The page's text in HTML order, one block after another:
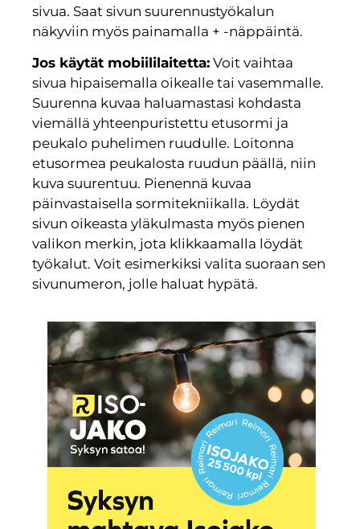
sivua. Saat sivun suurennustyökalun
näkyviin myös painamalla + -näppäintä.
Jos käytät mobiililaitetta: Voit vaihtaa
sivua hipaisemalla oikealle tai vasemmalle.
Suurenna kuvaa haluamastasi kohdasta
viemällä yhteenpuristettu etusormi ja
peukalo puhelimen ruudulle. Loitonna
etusormea peukalosta ruudun päällä, niin
kuva suurentuu. Pienennä kuvaa
päinvastaisella sormitekniikalla. Löydät
sivun oikeasta yläkulmasta myös pienen
valikon merkin, jota klikkaamalla löydät
työkalut. Voit esimerkiksi valita suoraan sen
sivunumeron, jolle haluat hypätä.